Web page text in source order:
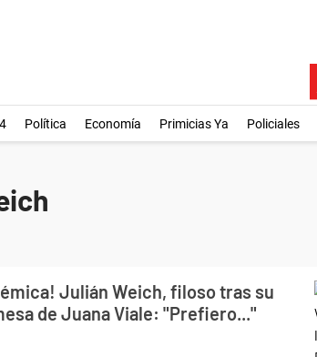
Política Economía Primicias Ya Policiales
Julián Weich, filoso tras su
de Juana Viale: "Prefiero..."